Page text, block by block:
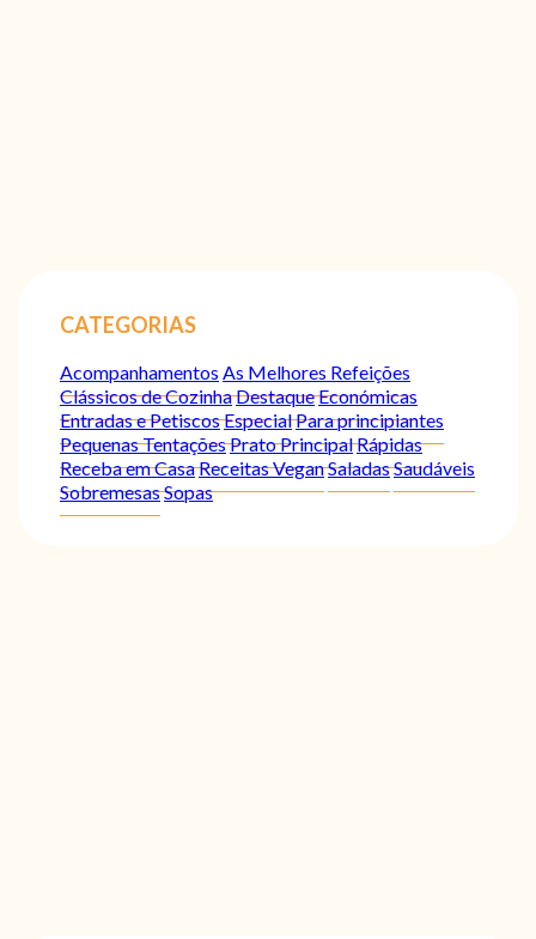
CATEGORIAS
Acompanhamentos As Melhores Refeições
Clássicos de CozinhaDestaqueEconómicas
Entradas e PetiscosEspecialPara principiantes
Pequenas TentaçõesPrato PrincipalRápidas
Receba em CasaReceitas VeganSaladasSaudáveis
SobremesasSopas